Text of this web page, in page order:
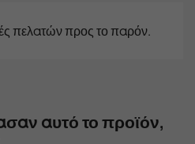
πελατών προς το παρόν.
αυτό το προϊόν,